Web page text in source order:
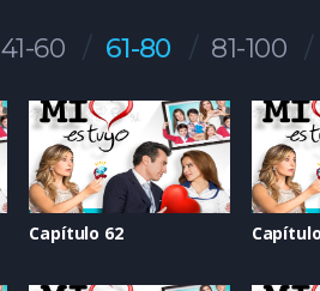
41-60 61-80 81-100
Capítulo 62